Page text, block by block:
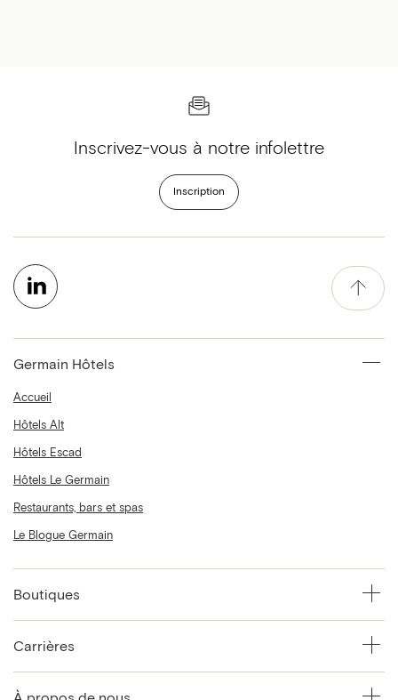
Inscrivez-vous à notre infolettre
Inscription
Germain Hôtels
Accueil
Hôtels Alt
Hôtels Escad
Hôtels Le Germain
Restaurants, bars et spas
Le Blogue Germain
Boutiques
Carrières